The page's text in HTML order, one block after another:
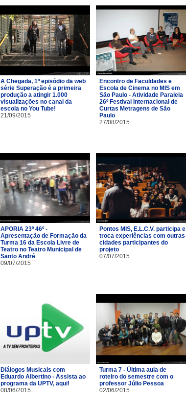
A Chegada, 1º episódio da web
série Superação é a primeira
produção a atingir 1.000
visualizações no canal da
escola no You Tube!
21/09/2015
Encontro de Faculdades e
Escola de Cinema no MIS em
São Paulo - Atividade Paralela
26º Festival Internacional de
Curtas Metragens de São
Paulo
27/08/2015
APORIA 23º 46º -
Apresentação de Formação da
Turma 16 da Escola Livre de
Teatro no Teatro Municipal de
Santo André
09/07/2015
Pontos MIS, E.L.C.V. participa e
troca experiências com outras
cidades participantes do
projeto
07/07/2015
Diálogos Musicais com
Eduardo Albertino - Assista ao
programa da UPTV, aqui!
08/06/2015
Turma 7 - Última aula de
roteiro do semestre com o
professor Júlio Pessoa
02/06/2015